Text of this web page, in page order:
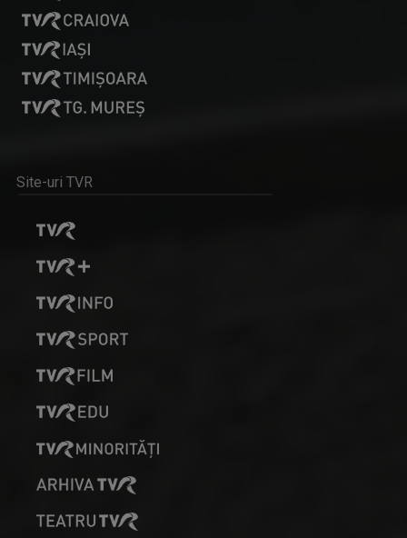
URECHI DE MĂGĂRUŞ - SZAMÁRFÜL
Titlul emisiunii este un joc de cuvinte, care ...
IOAN CRISTIAN - ȚĂRAN
Interpret și realizator al emisiunilor ”Cântec ...
AGYAGÁSI LEVENTE
"Cred în mass-media publică, în misiunea ei de ...
Site-uri TVR